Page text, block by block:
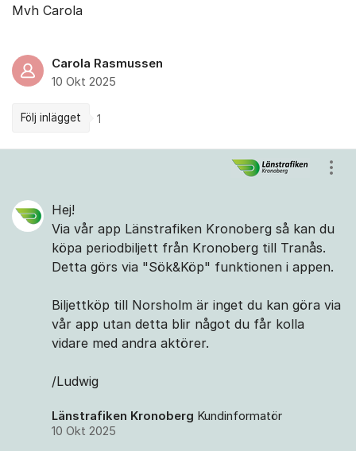
Mvh Carola
Carola Rasmussen
10 Okt 2025
Följ inlägget 1
Hej!
Via vår app Länstrafiken Kronoberg så kan du
köpa periodbiljett från Kronoberg till Tranås.
Detta görs via "Sök&Köp" funktionen i appen.
Biljettköp till Norsholm är inget du kan göra via
vår app utan detta blir något du får kolla
vidare med andra aktörer.
/Ludwig
Länstrafiken Kronoberg Kundinformatör
10 Okt 2025